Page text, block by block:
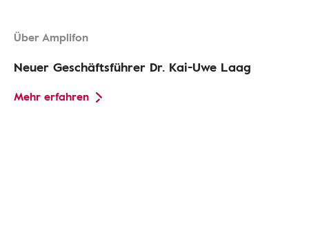
Über Amplifon
Neuer Geschäftsführer Dr. Kai-Uwe Laag
Mehr erfahren